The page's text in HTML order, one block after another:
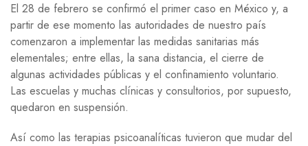
El 28 de febrero se confirmó el primer caso en México y, a
partir de ese momento las autoridades de nuestro país
comenzaron a implementar las medidas sanitarias más
elementales; entre ellas, la sana distancia, el cierre de
algunas actividades públicas y el confinamiento voluntario.
Las escuelas y muchas clínicas y consultorios, por supuesto,
quedaron en suspensión.
Así como las terapias psicoanalíticas tuvieron que mudar del